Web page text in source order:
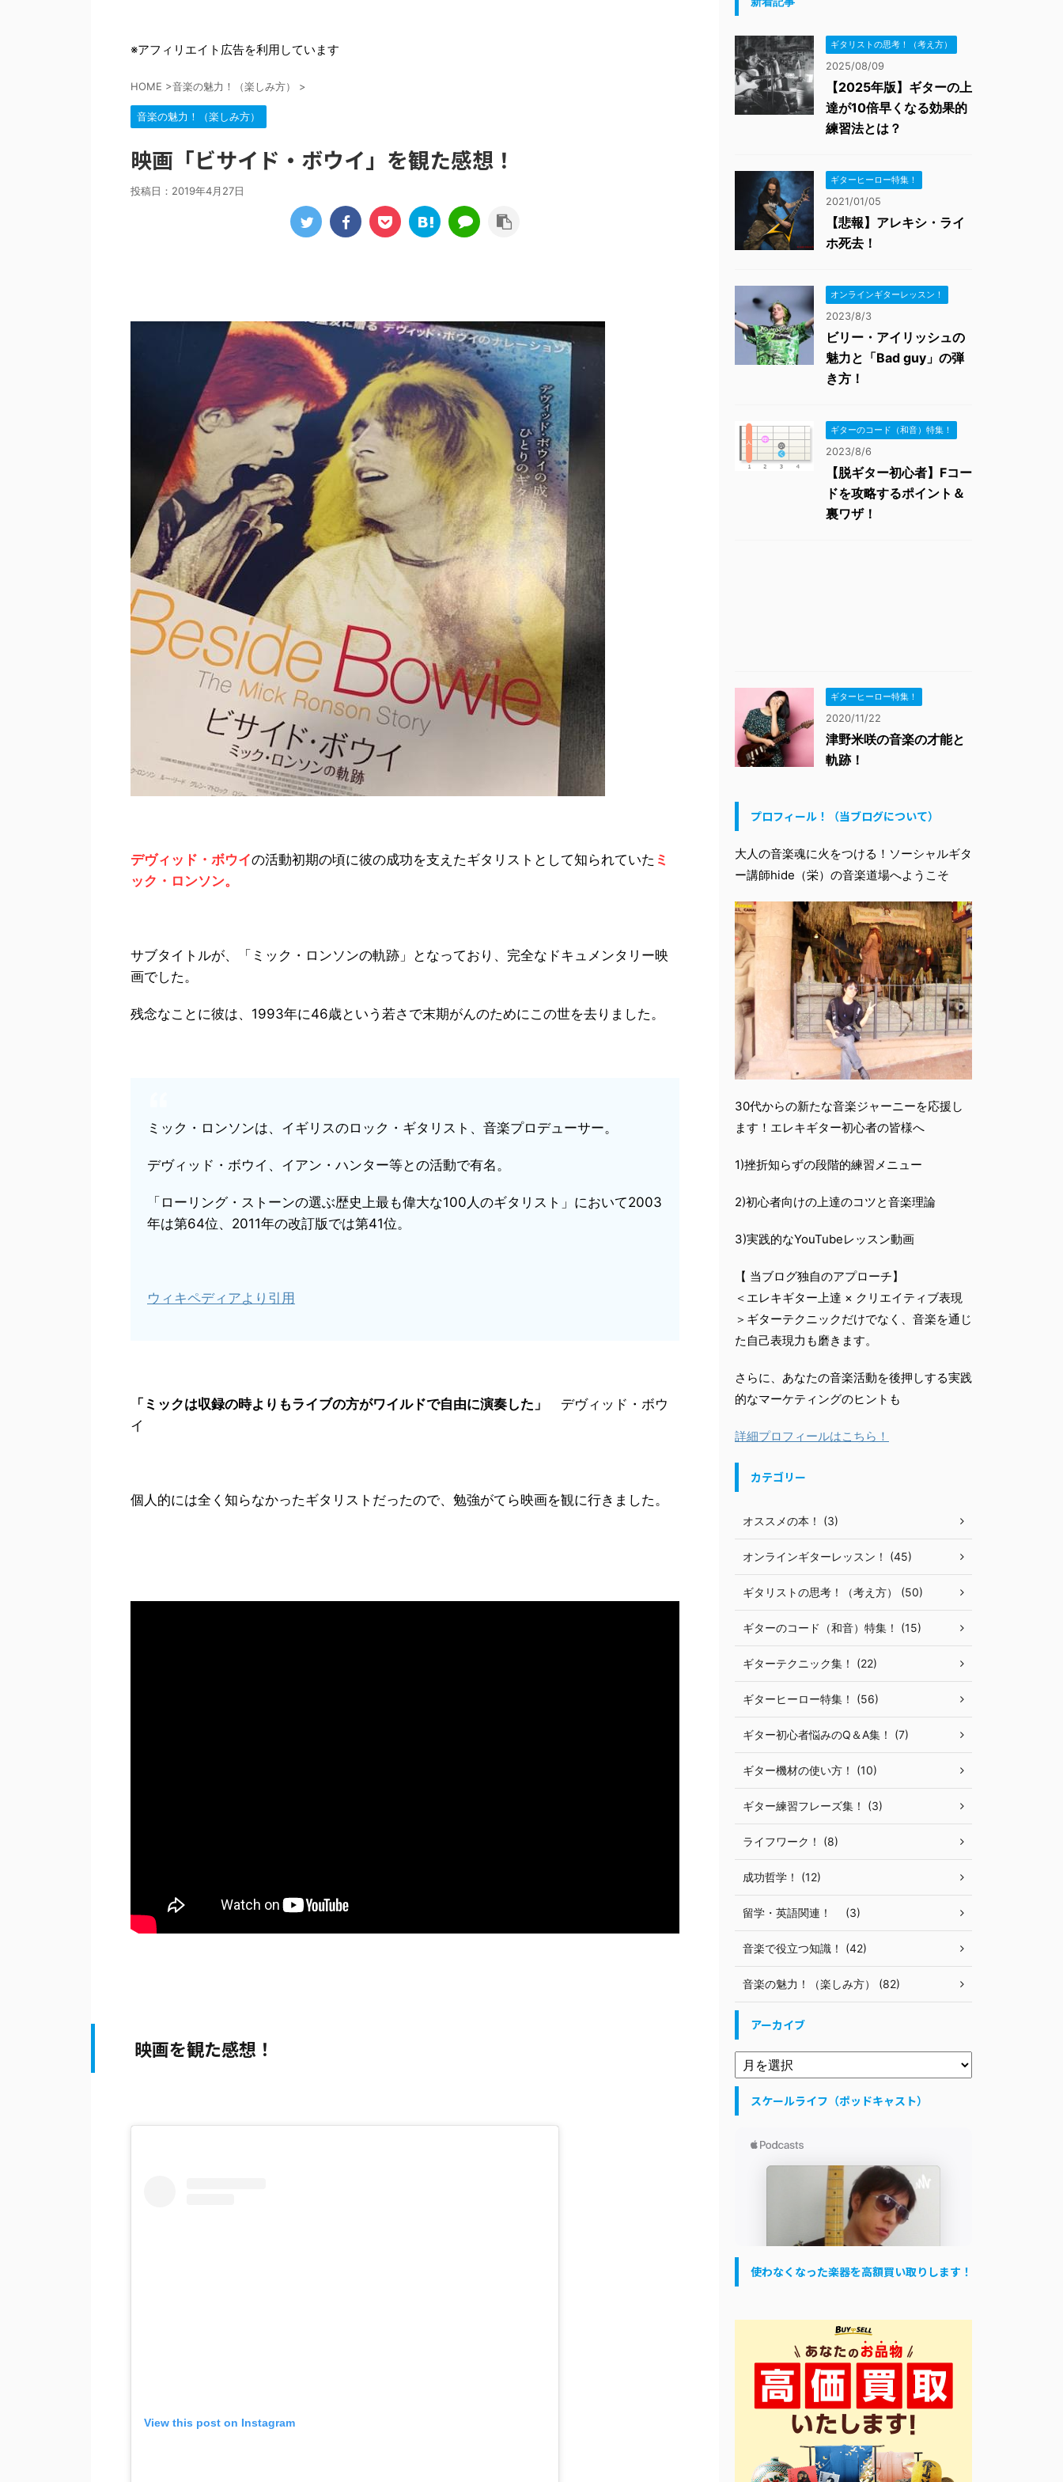
※アフィリエイト広告を利用しています
HOME >音楽の魅力！（楽しみ方） >
音楽の魅力！（楽しみ方）
映画「ビサイド・ボウイ」を観た感想！
投稿日： 2019年4月27日
デヴィッド・ボウイの活動初期の頃に彼の成功を支えたギタリストとして知られていた ミ
ック・ロンソン。
サブタイトルが、「ミック・ロンソンの軌跡」となっており、完全なドキュメンタリー映
画でした。
残念なことに彼は、1993年に46歳という若さで末期がんのためにこの世を去りました。
ミック・ロンソンは、イギリスのロック・ギタリスト、音楽プロデューサー。
デヴィッド・ボウイ、イアン・ハンター等との活動で有名。
「ローリング・ストーンの選ぶ歴史上最も偉大な100人のギタリスト」において2003
年は第64位、2011年の改訂版では第41位。
ウィキペディアより引用
「ミックは収録の時よりもライブの方がワイルドで自由に演奏した」
デヴィッド・ボウ
イ
個人的には全く知らなかったギタリストだったので、勉強がてら映画を観に行きました。
映画を観た感想！
View this post on Instagram
ギタリストの思考！（考え方）
2025/08/09
【2025年版】ギターの上
達が10倍早くなる効果的
練習法とは？
ギターヒーロー特集！
2021/01/05
【悲報】アレキシ・ライ
ホ死去！
オンラインギターレッスン！
2023/8/3
ビリー・アイリッシュの
魅力と「Bad guy」の弾
き方！
ギターのコード（和音）特集！
2023/8/6
【脱ギター初心者】Fコー
ドを攻略するポイント＆
裏ワザ！
ギターヒーロー特集！
2020/11/22
津野米咲の音楽の才能と
軌跡！
プロフィール！（当ブログについて）
大人の音楽魂に火をつける！ソーシャルギタ
ー講師hide（栄）の音楽道場へようこそ
30代からの新たな音楽ジャーニーを応援し
ます！エレキギター初心者の皆様へ
1)挫折知らずの段階的練習メニュー
2)初心者向けの上達のコツと音楽理論
3)実践的なYouTubeレッスン動画
【 当ブログ独自のアプローチ】
＜エレキギター上達 × クリエイティブ表現
＞ギターテクニックだけでなく、音楽を通じ
た自己表現力も磨きます。
さらに、あなたの音楽活動を後押しする実践
的なマーケティングのヒントも
詳細プロフィールはこちら！
カテゴリー
オススメの本！ (3)
オンラインギターレッスン！ (45)
ギタリストの思考！（考え方） (50)
ギターのコード（和音）特集！ (15)
ギターテクニック集！ (22)
ギターヒーロー特集！ (56)
ギター初心者悩みのQ＆A集！ (7)
ギター機材の使い方！ (10)
ギター練習フレーズ集！ (3)
ライフワーク！ (8)
成功哲学！ (12)
留学・英語関連！ (3)
音楽で役立つ知識！ (42)
音楽の魅力！（楽しみ方） (82)
アーカイブ
スケールライフ（ポッドキャスト）
使わなくなった楽器を高額買い取りします！